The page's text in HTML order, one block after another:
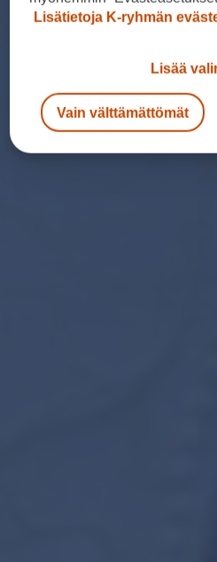
Lisätietoja K-ryhmän
Lisää
Vain välttämättömät